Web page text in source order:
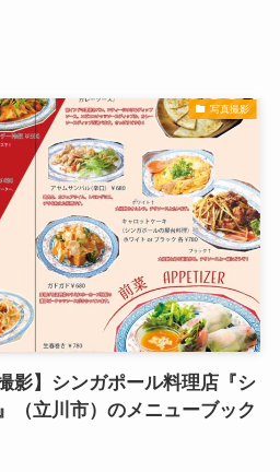
写真撮影
影】シンガポール料理店『シ
（立川市）のメニューブック